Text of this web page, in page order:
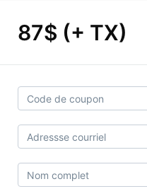
87$ (+ TX)